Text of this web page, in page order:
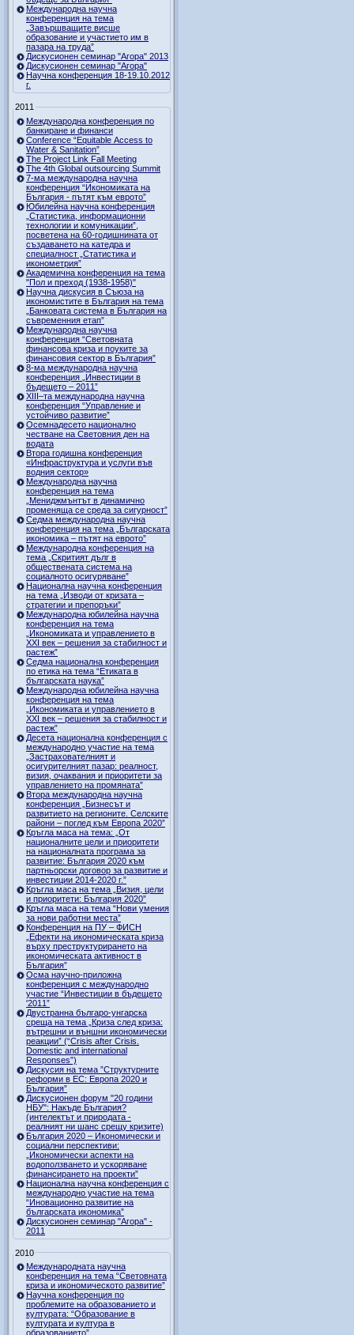
Международна научна
конференция на тема
„Завършващите висше
образование и участието им в
пазара на труда”
Дискусионен семинар "Агора" 2013
Дискусионен семинар "Агора"
Научна конференция 18-19.10.2012
г.
2011
Международна конференция по
банкиране и финанси
Conference “Equitable Access to
Water & Sanitation”
The Project Link Fall Meeting
The 4th Global outsourcing Summit
7-ма международна научна
конференция “Икономиката на
България - пътят към еврото”
Юбилейна научна конференция
„Статистика, информационни
технологии и комуникации”,
посветена на 60-годишнината от
създаването на катедра и
специалност „Статистика и
иконометрия”
Академична конференция на тема
"Пол и преход (1938-1958)"
Научна дискусия в Съюза на
икономистите в България на тема
„Банковата система в България на
съвременния етап”
Международна научна
конференция “Световната
финансова криза и поуките за
финансовия сектор в България”
8-ма международна научна
конференция „Инвестиции в
бъдещето – 2011”
ХІІІ–та международна научна
конференция “Управление и
устойчиво развитие”
Осемнадесето национално
честване на Световния ден на
водата
Втора годишна конференция
«Инфраструктура и услуги във
водния сектор»
Международна научна
конференция на тема
„Мениджмънтът в динамично
променяща се среда за сигурност”
Седма международна научна
конференция на тема „Българската
икономика – пътят на еврото”
Международна конференция на
тема „Скритият дълг в
обществената система на
социалното осигуряване”
Национална научна конференция
на тема „Изводи от кризата –
стратегии и препоръки”
Международна юбилейна научна
конференция на тема
„Икономиката и управлението в
ХХI век – решения за стабилност и
растеж”
Седма национална конференция
по етика на тема “Етиката в
българската наука”
Международна юбилейна научна
конференция на тема
„Икономиката и управлението в
ХХI век – решения за стабилност и
растеж”
Десета национална конференция с
международно участие на тема
„Застрахователният и
осигурителният пазар: реалност,
визия, очаквания и приоритети за
управлението на промяната”
Втора международна научна
конференция „Бизнесът и
развитието на регионите. Селските
райони – поглед към Европа 2020”
Кръгла маса на тема: „От
националните цели и приоритети
на националната програма за
развитие: България 2020 към
партньорски договор за развитие и
инвестиции 2014-2020 г.”
Кръгла маса на тема „Визия, цели
и приоритети: България 2020”
Кръгла маса на тема “Нови умения
за нови работни места”
Конференция на ПУ – ФИСН
„Ефекти на икономическата криза
върху преструктурирането на
икономическата активност в
България”
Осма научно-приложна
конференция с международно
участие “Инвестиции в бъдещето
'2011”
Двустранна българо-унгарска
среща на тема „Криза след криза:
вътрешни и външни икономически
реакции” (“Crisis after Crisis.
Domestic and international
Responses”)
Дискусия на тема ”Структурните
реформи в ЕС: Европа 2020 и
България”
Дискусионен форум "20 години
НБУ": Накъде България?
(интелектът и природата -
реалният ни шанс срещу кризите)
България 2020 – Икономически и
социални перспективи:
„Икономически аспекти на
водоползването и ускоряване
финансирането на проекти”
Национална научна конференция с
международно участие на тема
“Иновационно развитие на
българската икономика”
Дискусионен семинар "Агора" -
2011
2010
Международната научна
конференция на тема “Световната
криза и икономическото развитие”
Научна конференция по
проблемите на образованието и
културата: “Образование в
културата и култура в
образованието”